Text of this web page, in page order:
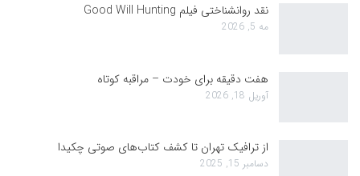
نقد روانشناختی فیلم Good Will Hunting
مه 5, 2026
هفت دقیقه برای خودت – مراقبه کوتاه
آوریل 18, 2026
از ترافیک تهران تا کشف کتاب‌های صوتی چکیدا
دسامبر 15, 2025